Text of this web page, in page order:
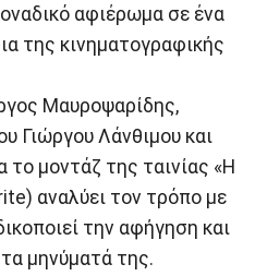
αφιέρωμα σε ένα
της κινηματογραφικής
Μαυροψαρίδης,
Γιώργου Λάνθιμου και
το μοντάζ της ταινίας «Η
αναλύει τον τρόπο με
την αφήγηση και
μηνύματά της.